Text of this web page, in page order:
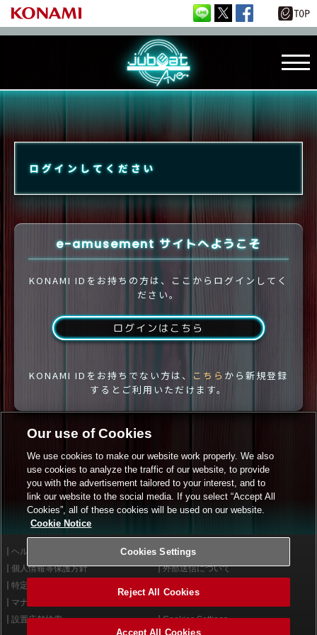
ログインしてください
e-amusement サイトへようこそ
KONAMI IDをお持ちの方は、ここからログインしてく
ださい。
ログインはこちら
KONAMI IDをお持ちでない方は、 こちら から新規登録
するとご利用いただけます。
ヘルプ
利用規約
個人情報等保護方針
外部送信について
特定商取引法に基づく表示
マナー＆ルール
設置店舗検索
Cookies Settings
Our use of Cookies
We use cookies to make our website work properly. We also
use cookies to analyze the traffic of our website, to provide
you with the advertisement tailored to your interest, and to
link our website to the social media. If you select “Accept All
Cookies”, all of these cookies will be used on our website.
Cookie Notice
Cookies Settings
Reject All Cookies
Accept All Cookies